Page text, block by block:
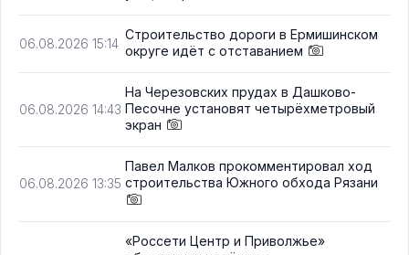
06.08.2026 15:14
Строительство дороги в Ермишинском
округе идёт с отставанием
06.08.2026 14:43
На Черезовских прудах в Дашково-
Песочне установят четырёхметровый
экран
06.08.2026 13:35
Павел Малков прокомментировал ход
строительства Южного обхода Рязани
«Россети Центр и Приволжье»